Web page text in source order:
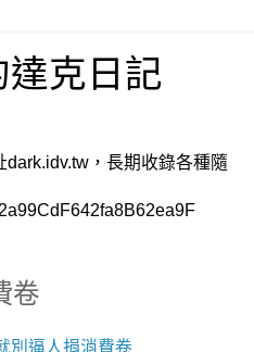
克日記
，長期收錄各種隨
卷
別逼人捐消費卷